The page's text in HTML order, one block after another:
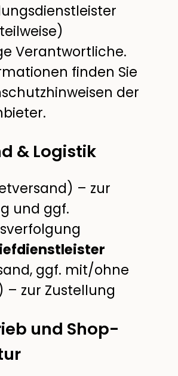
Verantwortliche.
finden Sie
der
& Logistik
– zur
und ggf.
ggf. mit/ohne
– zur Zustellung
und Shop-